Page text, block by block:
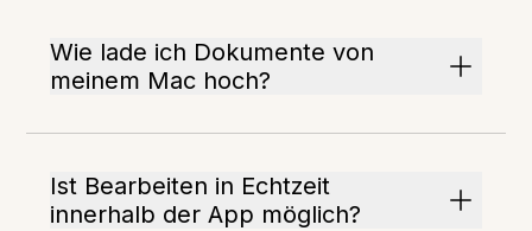
Wie lade ich Dokumente von
meinem Mac hoch?
Ist Bearbeiten in Echtzeit
innerhalb der App möglich?